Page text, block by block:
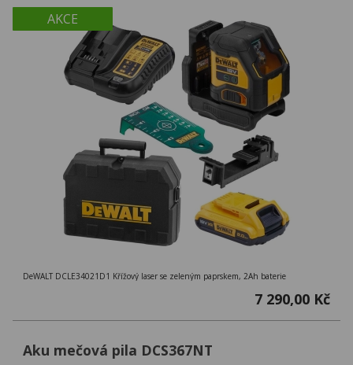
AKCE
DeWALT DCLE34021D1 Křížový laser se zeleným paprskem, 2Ah baterie
7 290,00 Kč
Aku mečová pila DCS367NT